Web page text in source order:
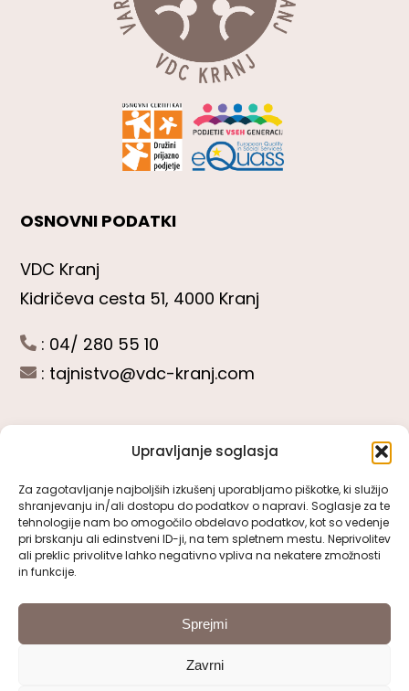
Upravljanje soglasja
Za zagotavljanje najboljših izkušenj uporabljamo piškotke, ki služijo
shranjevanju in/ali dostopu do podatkov o napravi. Soglasje za te
tehnologije nam bo omogočilo obdelavo podatkov, kot so vedenje
pri brskanju ali edinstveni ID-ji, na tem spletnem mestu. Neprivolitev
ali preklic privolitve lahko negativno vpliva na nekatere zmožnosti
in funkcije.
Sprejmi
Zavrni
OSNOVNI PODATKI
VDC Kranj
Kidričeva cesta 51, 4000 Kranj
: 04/ 280 55 10
: tajnistvo@vdc-kranj.com
Toggle
Navigation
Predstavitev VDC Kranj
Pomembni obrazci
SLEDITE NAM